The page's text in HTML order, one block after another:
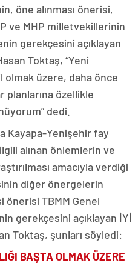
öne alınması önerisi,
ve MHP milletvekillerinin
gerekçesini açıklayan
Toktaş, “Yeni
olmak üzere, daha önce
planlarına özellikle
dedi.
Kayapa-Yenişehir fay
alınan önlemlerin ve
amacıyla verdiği
diğer önergelerin
önerisi TBMM Genel
gerekçesini açıklayan İYİ
Toktaş, şunları söyledi:
BAŞTA OLMAK ÜZERE